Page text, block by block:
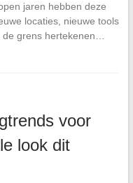
jaren hebben deze
locaties, nieuwe tools
de grens hertekenen…
voor
look dit